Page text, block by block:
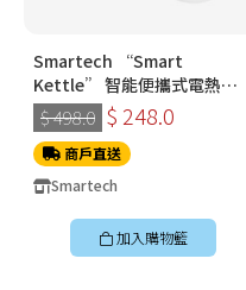
Smartech “Smart
Kettle” 智能便攜式電熱水
樽 SK-2088
$ 498.0 $ 248.0
商戶直送
Smartech
加入購物籃